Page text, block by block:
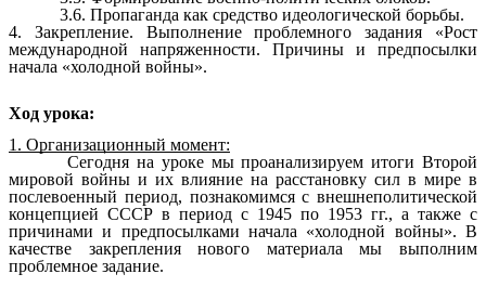
3.6. Пропаганда как средство идеологической борьбы.
4. Закрепление. Выполнение проблемного задания «Рост
международной напряженности. Причины и предпосылки
начала «холодной войны».
Ход урока:
1. Организационный момент:
Сегодня на уроке мы проанализируем итоги Второй
мировой войны и их влияние на расстановку сил в мире в
послевоенный период, познакомимся с внешнеполитической
концепцией СССР в период с 1945 по 1953 гг., а также с
причинами и предпосылками начала «холодной войны». В
качестве закрепления нового материала мы выполним
проблемное задание.